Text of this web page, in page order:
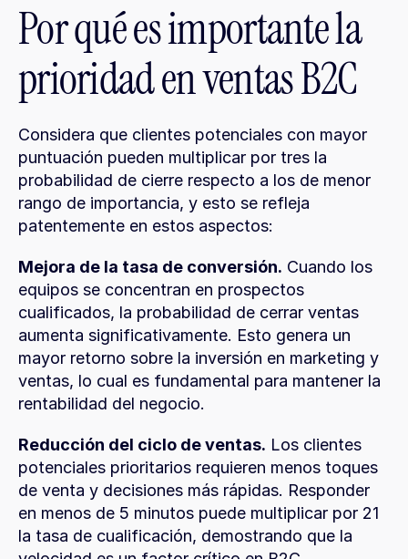
Por qué es importante la
prioridad en ventas B2C
Considera que clientes potenciales con mayor
puntuación pueden multiplicar por tres la
probabilidad de cierre respecto a los de menor
rango de importancia, y esto se refleja
patentemente en estos aspectos:
Mejora de la tasa de conversión. Cuando los
equipos se concentran en prospectos
cualificados, la probabilidad de cerrar ventas
aumenta significativamente. Esto genera un
mayor retorno sobre la inversión en marketing y
ventas, lo cual es fundamental para mantener la
rentabilidad del negocio.
Reducción del ciclo de ventas. Los clientes
potenciales prioritarios requieren menos toques
de venta y decisiones más rápidas. Responder
en menos de 5 minutos puede multiplicar por 21
la tasa de cualificación, demostrando que la